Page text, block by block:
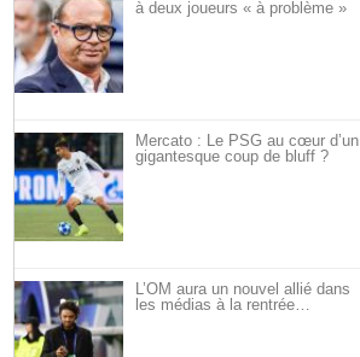
à deux joueurs « à problème »
Mercato : Le PSG au cœur d’un
gigantesque coup de bluff ?
L’OM aura un nouvel allié dans
les médias à la rentrée…